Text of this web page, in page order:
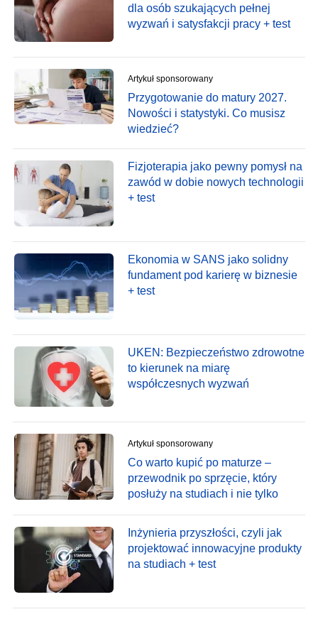
dla osób szukających pełnej
wyzwań i satysfakcji pracy + test
Artykuł sponsorowany
Przygotowanie do matury 2027.
Nowości i statystyki. Co musisz
wiedzieć?
Fizjoterapia jako pewny pomysł na
zawód w dobie nowych technologii
+ test
Ekonomia w SANS jako solidny
fundament pod karierę w biznesie
+ test
UKEN: Bezpieczeństwo zdrowotne
to kierunek na miarę
współczesnych wyzwań
Artykuł sponsorowany
Co warto kupić po maturze –
przewodnik po sprzęcie, który
posłuży na studiach i nie tylko
Inżynieria przyszłości, czyli jak
projektować innowacyjne produkty
na studiach + test